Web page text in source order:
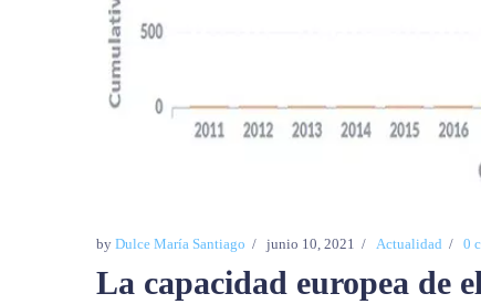
by Dulce María Santiago junio 10, 2021 Actualidad 0
La capacidad europea de